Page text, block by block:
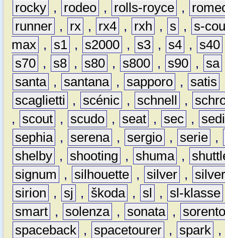
rocky , rodeo , rolls-royce ,
runner , rx , rx4 , rxh , s ,
s-
max , s1 , s2000 , s3 , s4 , s40
s70 , s8 , s80 , s800 , s90 , sa
santa , santana , sapporo , satis
scaglietti
, scénic , schnell ,
,
scout , scudo , seat , sec ,
sephia , serena , sergio , serie ,
shelby , shooting , shuma ,
signum
, silhouette , silver ,
sirion
, sj , škoda , sl , sl-klasse
smart , solenza , sonata ,
spaceback , spacetourer , spark ,